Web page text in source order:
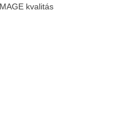
kvalitás